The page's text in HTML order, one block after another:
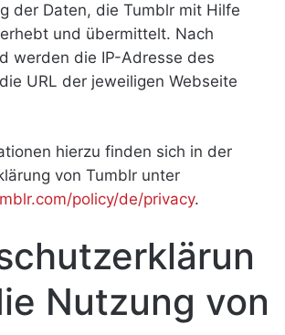
der Daten, die Tumblr mit Hilfe
und übermittelt. Nach
werden die IP-Adresse des
URL der jeweiligen Webseite
hierzu finden sich in der
von Tumblr unter
policy/de/privacy.
Nutzung von